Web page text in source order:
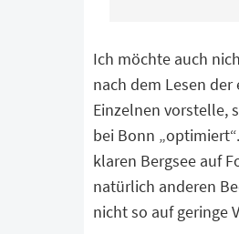
Ich möchte auch
nach dem Lesen
Einzelnen vorstelle,
bei Bonn
klaren Bergsee auf
natürlich anderen
nicht so auf geringe